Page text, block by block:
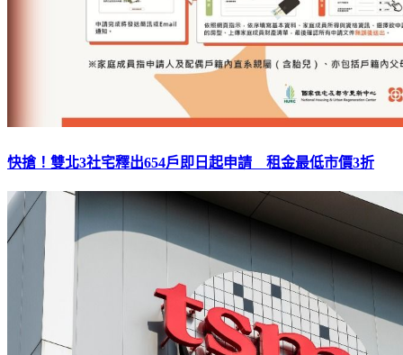
快搶！雙北3社宅釋出654戶即日起申請 租金最低市價3折